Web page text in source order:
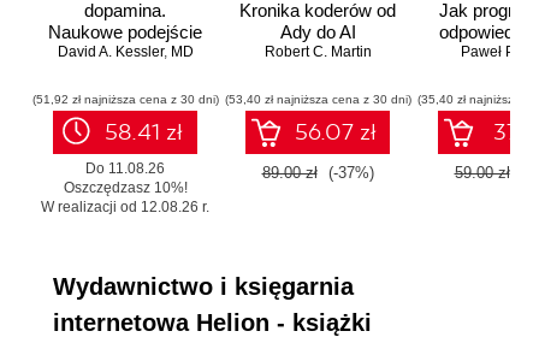
dopamina.
Naukowe podejście
do uzależnienia od
GLP-1 i roli
zdrowych nawyków
David A. Kessler, MD
(51,92 zł najniższa cena z 30 dni)
58.41 zł
Do 11.08.26
Oszczędzasz 10%!
W realizacji od 12.08.26 r.
Kronika koderów od
Ady do AI
Robert C. Martin
(53,40 zł najniższa cena z 30 dni)
56.07 zł
89.00 zł (-37%)
Jak
erze
Paweł
(35,40 zł najniższa
59.00 zł
Wydawnictwo i księgarnia
internetowa Helion - książki